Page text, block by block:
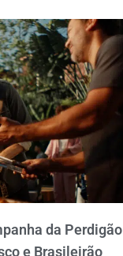
da Perdigão
e Brasileirão